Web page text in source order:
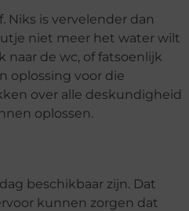
Niks is vervelender dan
niet meer het water wilt
naar de wc, of fatsoenlijk
oplossing voor die
over alle deskundigheid
oplossen.
beschikbaar zijn. Dat
kunnen zorgen dat